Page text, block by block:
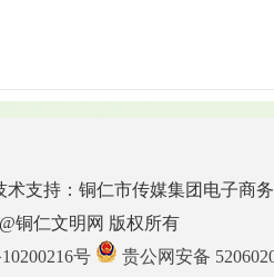
支持：铜仁市传媒集团电子商
铜仁文明网 版权所有
号 贵公网安备